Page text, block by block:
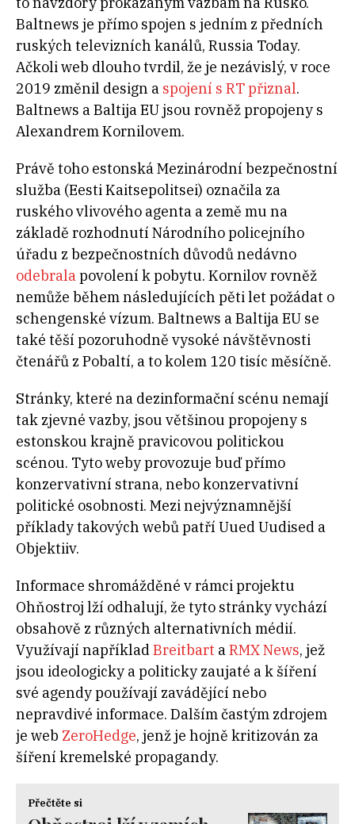
Baltnews je přímo spojen s jedním z předních
ruských televizních kanálů, Russia Today.
Ačkoli web dlouho tvrdil, že je nezávislý, v roce
2019 změnil design a spojení s RT přiznal.
Baltnews a Baltija EU jsou rovněž propojeny s
Alexandrem Kornilovem.
Právě toho estonská Mezinárodní bezpečnostní
služba (Eesti Kaitsepolitsei) označila za
ruského vlivového agenta a země mu na
základě rozhodnutí Národního policejního
úřadu z bezpečnostních důvodů nedávno
odebralapovolení k pobytu. Kornilov rovněž
nemůže během následujících pěti let požádat o
schengenské vízum. Baltnews a Baltija EU se
také těší pozoruhodně vysoké návštěvnosti
čtenářů z Pobaltí, a to kolem 120 tisíc měsíčně.
Stránky, které na dezinformační scénu nemají
tak zjevné vazby, jsou většinou propojeny s
estonskou krajně pravicovou politickou
scénou. Tyto weby provozuje buď přímo
konzervativní strana, nebo konzervativní
politické osobnosti. Mezi nejvýznamnější
příklady takových webů patří Uued Uudised a
Objektiiv.
Informace shromážděné v rámci projektu
Ohňostroj lží odhalují, že tyto stránky vychází
obsahově z různých alternativních médií.
Využívají napříkladBreitbart aRMX News, jež
jsou ideologicky a politicky zaujaté a k šíření
své agendy používají zavádějící nebo
nepravdivé informace. Dalším častým zdrojem
je web ZeroHedge, jenž je hojně kritizován za
šíření kremelské propagandy.
Přečtěte si